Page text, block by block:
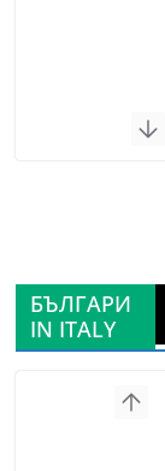
БЪЛГАРИ
IN ITALY